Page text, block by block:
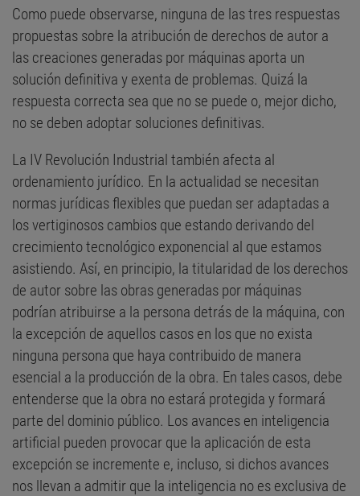
Como puede observarse, ninguna de las tres respuestas
propuestas sobre la atribución de derechos de autor a
las creaciones generadas por máquinas aporta un
solución definitiva y exenta de problemas. Quizá la
respuesta correcta sea que no se puede o, mejor dicho,
no se deben adoptar soluciones definitivas.
La IV Revolución Industrial también afecta al
ordenamiento jurídico. En la actualidad se necesitan
normas jurídicas flexibles que puedan ser adaptadas a
los vertiginosos cambios que estando derivando del
crecimiento tecnológico exponencial al que estamos
asistiendo. Así, en principio, la titularidad de los derechos
de autor sobre las obras generadas por máquinas
podrían atribuirse a la persona detrás de la máquina, con
la excepción de aquellos casos en los que no exista
ninguna persona que haya contribuido de manera
esencial a la producción de la obra. En tales casos, debe
entenderse que la obra no estará protegida y formará
parte del dominio público. Los avances en inteligencia
artificial pueden provocar que la aplicación de esta
excepción se incremente e, incluso, si dichos avances
nos llevan a admitir que la inteligencia no es exclusiva de